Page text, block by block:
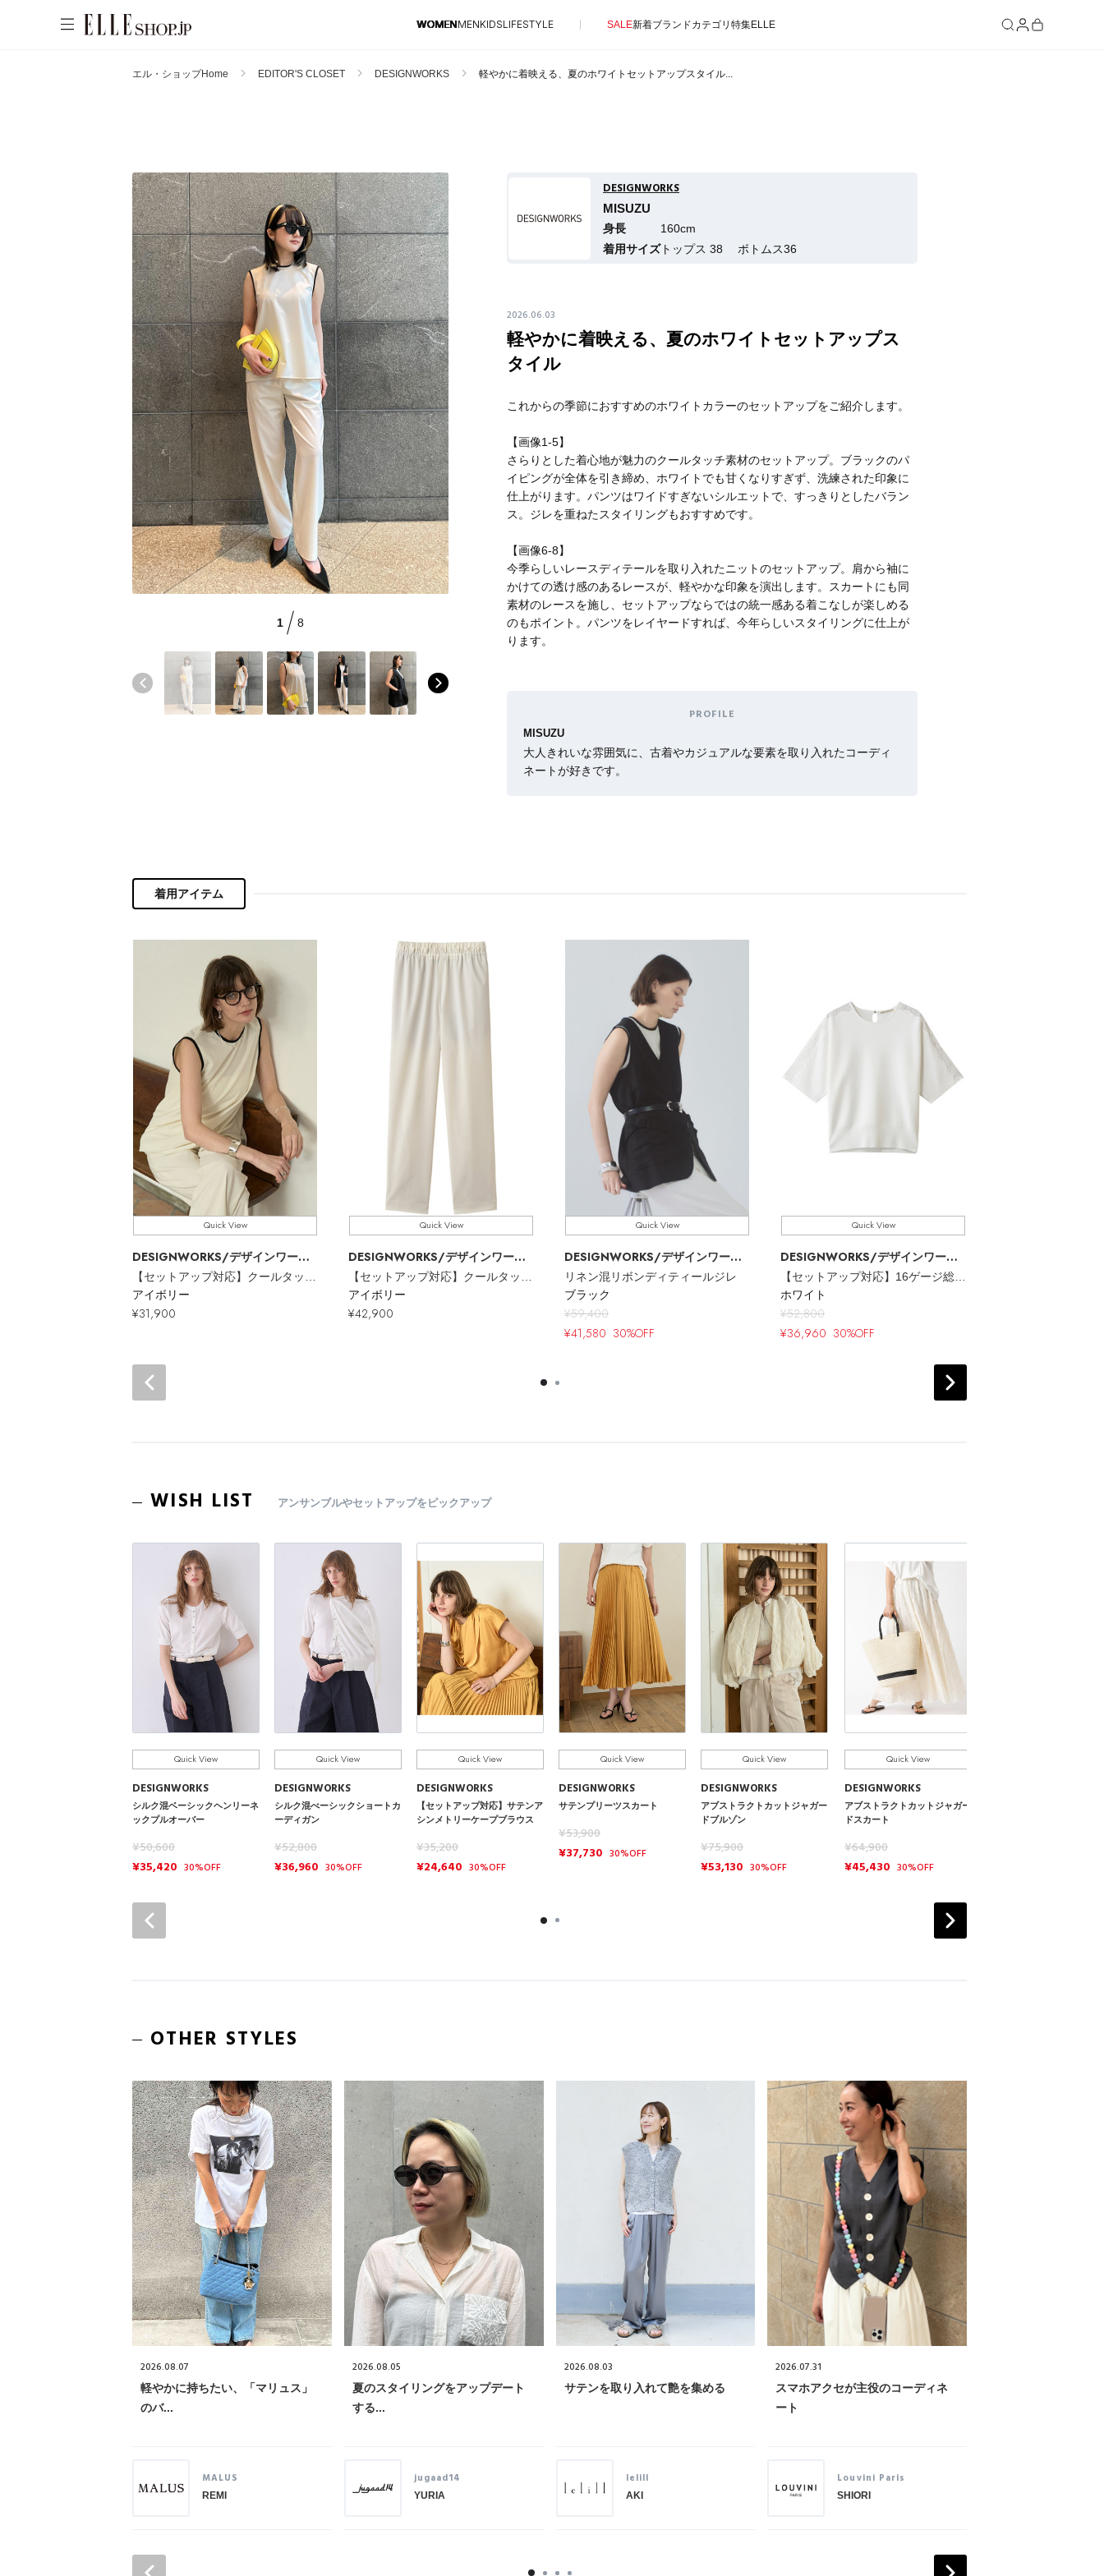
WOMENMENKIDSLIFESTYLE SALE新着ブランドカテゴリ 特集ELLE
新着アイテム
再入荷アイテム
ランキング
ブランド
最旬！トレンドワード
【予約】新作ウェアをチェック
【Tシャツ】デイリーに活躍
【日傘】完全遮光・軽量傘
【サンダル】ビーサンの季節！
【リネン】涼しい夏素材
【CFCL】注目のPOP-UP
【レース】上品な透け感
【雨の日】急な雨対策グッズ
【限定】ここでしか買えないアイテム
【ペプラム】トレンドシルエット
『ELLE』最新号掲載
【ジュエリー】シルバーでクールに
アイテム一覧
CATEGORY
ウェア
すべてのウェア
ブラウス・シャツ
カットソー・Tシャツ
ワンピース・チュニック
パンツ
スカート
ジャケット
ルームウェア・パジャマ
シューズ
すべてのシューズ
サンダル
パンプス
スニーカー
フラットシューズ
レインシューズ
バッグ・財布
すべてのバッグ・財布
カゴバッグ
ショルダーバッグ
トートバッグ
ハンドバッグ
クラッチバッグ
ボストンバッグ
スーツケース
ファッション小物
すべてのファッション小物
ストール・マフラー・ケープ
帽子・イヤーマフ
ヘアアクセサリー
スマートフォンケース・タブレットケース
グローブ
レッグウェア
アクセサリー
すべてのアクセサリー
ピアス・イヤリング
コサージュ・ブローチ
アンクレット
ランジェリー
すべてのランジェリー
スポーツ
バッグ・小物
水着・スイムウェア
EDITOR'S CLOSET
PERSONAL COLOR
エディター厳選ギフト
Stay in
the Loop
ELLE SHOP APP
お気に入りブランド
ポイント・クーポン
アカウント連携
カスタマーサポート
エル・ショップについて
エル・ショップHome EDITOR'S CLOSET DESIGNWORKS 軽やかに着映える、夏のホワイトセットアップスタイル...
1 8
DESIGNWORKS
MISUZU
身長
160cm
着用サイズトップス 38 ボトムス36
2026.06.03
軽やかに着映える、夏のホワイトセットアップス
タイル
これからの季節におすすめのホワイトカラーのセットアップをご紹介します。
【画像1-5】
さらりとした着心地が魅力のクールタッチ素材のセットアップ。ブラックのパ
イピングが全体を引き締め、ホワイトでも甘くなりすぎず、洗練された印象に
仕上がります。パンツはワイドすぎないシルエットで、すっきりとしたバラン
ス。ジレを重ねたスタイリングもおすすめです。
【画像6-8】
今季らしいレースディテールを取り入れたニットのセットアップ。肩から袖に
かけての透け感のあるレースが、軽やかな印象を演出します。スカートにも同
素材のレースを施し、セットアップならではの統一感ある着こなしが楽しめる
のもポイント。パンツをレイヤードすれば、今年らしいスタイリングに仕上が
ります。
PROFILE
MISUZU
大人きれいな雰囲気に、古着やカジュアルな要素を取り入れたコーディ
ネートが好きです。
着用アイテム
Quick View
DESIGNWORKS/デザインワークス
アイボリー
¥31,900
Quick View
DESIGNWORKS/デザインワークス
アイボリー
¥42,900
Quick View
DESIGNWORKS/デザインワークス
リネン混リボンディティールジレ
ブラック
¥59,400
¥41,580 30%OFF
Quick View
DESIGNWORKS/デザインワークス
ホワイト
¥52,800
¥36,960 30%OFF
WISH LIST アンサンブルやセットアップをピックアップ
Quick View
DESIGNWORKS
シルク混ベーシックヘンリーネ
ックプルオーバー
¥50,600
¥35,420 30%OFF
Quick View
DESIGNWORKS
シルク混べーシックショートカ
ーディガン
¥52,800
¥36,960 30%OFF
Quick View
DESIGNWORKS
【セットアップ対応】サテンア
シンメトリーケープブラウス
¥35,200
¥24,640 30%OFF
Quick View
DESIGNWORKS
サテンプリーツスカート
¥53,900
¥37,730 30%OFF
Quick View
DESIGNWORKS
アブストラクトカットジャガー
ドブルゾン
¥75,900
¥53,130 30%OFF
Quick View
DESIGNWORKS
アブストラクトカットジャガー
ドスカート
¥64,900
¥45,430 30%OFF
OTHER STYLES
2026.08.07
軽やかに持ちたい、「マリュス」
のバ...
MALUS
REMI
2026.08.05
夏のスタイリングをアップデート
する...
jugaad14
YURIA
2026.08.03
サテンを取り入れて艶を集める
lelill
AKI
2026.07.31
スマホアクセが主役のコーディネ
ート
Louvini Paris
SHIORI